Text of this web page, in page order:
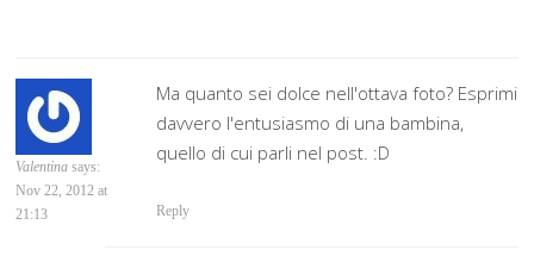
Valentina says:
Nov 22, 2012 at
21:13
Ma quanto sei dolce nell'ottava foto? Esprimi
davvero l'entusiasmo di una bambina,
quello di cui parli nel post. :D
Reply